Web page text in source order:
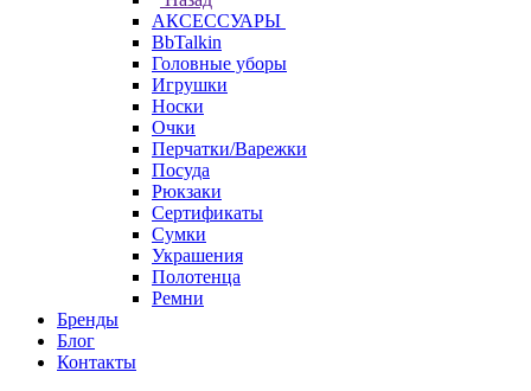
АКСЕССУАРЫ
BbTalkin
Головные уборы
Игрушки
Носки
Очки
Перчатки/Варежки
Посуда
Рюкзаки
Сертификаты
Сумки
Украшения
Полотенца
Ремни
Бренды
Блог
Контакты